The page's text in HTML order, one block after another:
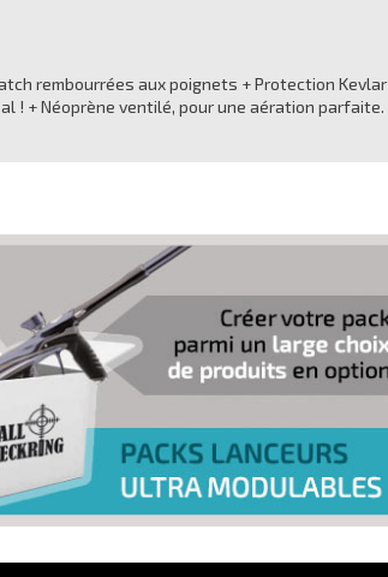
rembourrées aux poignets + Protection Kevlar
! + Néoprène ventilé, pour une aération parfaite.